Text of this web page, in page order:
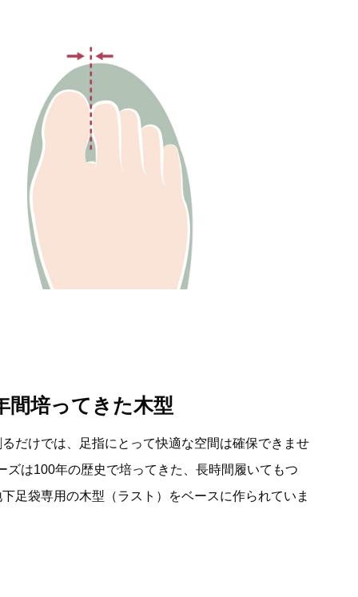
間培ってきた木型
だけでは、足指にとって快適な空間は確保できませ
ズは100年の歴史で培ってきた、長時間履いてもつ
足袋専用の木型（ラスト）をベースに作られていま